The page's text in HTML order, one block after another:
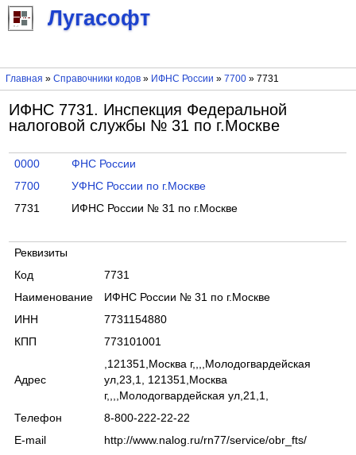
Лугасофт
Главная » Справочники кодов» ИФНС России » 7700» 7731
ИФНС 7731. Инспекция Федеральной
налоговой службы № 31 по г.Москве
0000
ФНС России
7700
УФНС России по г.Москве
7731
ИФНС России № 31 по г.Москве
Реквизиты
Код
7731
Наименование
ИФНС России № 31 по г.Москве
ИНН
7731154880
КПП
773101001
Адрес
,121351,Москва г,,,,Молодогвардейская
ул,23,1, 121351,Москва
г,,,,Молодогвардейская ул,21,1,
Телефон
8-800-222-22-22
E-mail
http://www.nalog.ru/rn77/service/obr_fts/